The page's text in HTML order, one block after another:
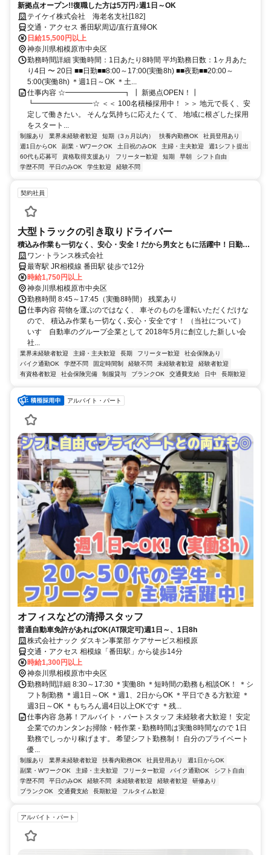
新拠点オープン!!復職した方は5万円♪週1日～OK
テイケイ株式会社 海老名支社[182]
交通・アクセス 番田駅周辺/直行直帰OK
日給15,500円以上
神奈川県相模原市中央区
勤務時間詳細 実働時間：1日あたり8時間 平均勤務日数：1ヶ月あた
り4日 〜 20日 ■■日勤■■8:00～17:00(実働8h) ■■夜勤■■20:00～
5:00(実働8h) ＊週1日～OK ＊土...
仕事内容 ☆━━━━━━━━┓ ┃ 新拠点OPEN！┃
┗━━━━━━━━☆ ＜＜ 100名積極採用中！ ＞＞ 地元で長く、安
定して働きたい。 そんな気持ちに応えたくて、 地域に根ざした採用
をスタート...
制服あり 業界未経験者歓迎 短期（3ヵ月以内） 扶養内勤務OK
社員登用あり
週1日からOK
副業・WワークOK 土日祝のみOK 主婦・主夫歓迎
週1シフト提出
60代も応募可
資格取得支援あり フリーター歓迎 短期 早朝
シフト自由
学歴不問
平日のみOK 学生歓迎 経験不問
契約社員
大型トラックの引き取りドライバー
積込み作業も一切なく、安心・安全！だから男女ともに活躍中！日勤の
み・年間休日120日以上
ワン･トランス株式会社
最寄駅 JR相模線 番田駅 徒歩で12分
時給1,750円以上
神奈川県相模原市中央区
勤務時間 8:45～17:45（実働8時間） 残業あり
仕事内容 荷物を運ぶのではなく、 車そのものを運転いただくだけな
ので、 積込み作業も一切なく､安心・安全です！ （当社について）
いすゞ自動車のグループ企業として 2018年5月に創立した新しい会
社...
業界未経験者歓迎 主婦・主夫歓迎 長期 フリーター歓迎
社会保険あり
バイク通勤OK
学歴不問 固定時間制 経験不問 未経験者歓迎
経験者歓迎
有資格者歓迎
社会保険完備 制服貸与 ブランクOK 交通費支給 日中 長期歓迎
アルバイト・パート
オフィスなどの清掃スタッフ
普通自動車免許があればOK(AT限定可)週1日～、1日8h
株式会社ナック ダスキン事業部 ケアサービス相模原
交通・アクセス 相模線「番田駅」から徒歩14分
時給1,300円以上
神奈川県相模原市中央区
勤務時間詳細 8:30～17:30 ＊実働8h ＊短時間の勤務も相談OK！ ＊シ
フト制勤務 ＊週1日～OK ＊週1、2日からOK ＊平日できる方歓迎 ＊
週3日～OK ＊もちろん週4日以上OKです ＊残...
仕事内容 急募！アルバイト・パートスタッフ 未経験者大歓迎！ 安定
企業でのカンタンお掃除・軽作業 - 勤務時間は実働8時間なので 1日
勤務でしっかり稼げます。 希望シフト勤務制！ 自分のプライベート
優...
制服あり 業界未経験者歓迎 扶養内勤務OK 社員登用あり
週1日からOK
副業・WワークOK
主婦・主夫歓迎 フリーター歓迎 バイク通勤OK
シフト自由
学歴不問
平日のみOK 経験不問 未経験者歓迎 経験者歓迎
研修あり
ブランクOK
交通費支給 長期歓迎 フルタイム歓迎
アルバイト・パート